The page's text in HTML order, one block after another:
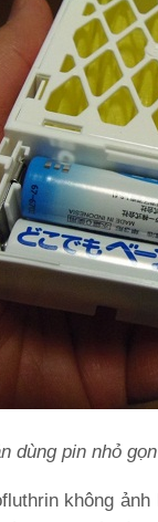
dùng pin nhỏ
không